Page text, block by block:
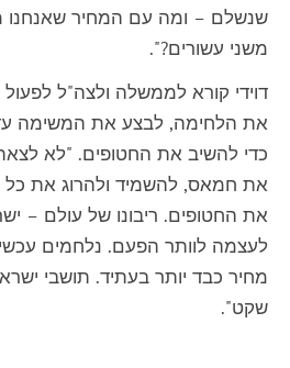
שנשלם – ומה עם המחיר שאנחנו
משני עשורים?".
דוידי קורא לממשלה ולצה"ל
את הלחימה, לבצע את המשימה
כדי להשיב את החטופים. "לא
את חמאס, להשמיד ולהרוג את כל
את החטופים. ריבונו של עולם –
לעצמה לוותר הפעם. נלחמים
מחיר כבד יותר בעתיד. תושבי
שקט".